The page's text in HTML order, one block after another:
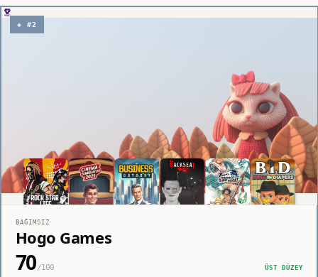
◈ #2
BAĞIMSIZ
Hogo Games
70/100 ÜST DÜZEY